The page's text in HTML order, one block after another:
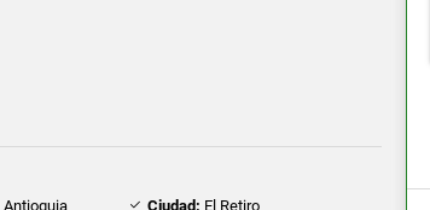
Antioquia Ciudad: El Retiro